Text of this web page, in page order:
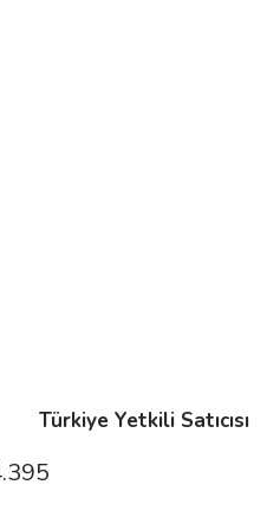
Türkiye Yetkili Satıcısı